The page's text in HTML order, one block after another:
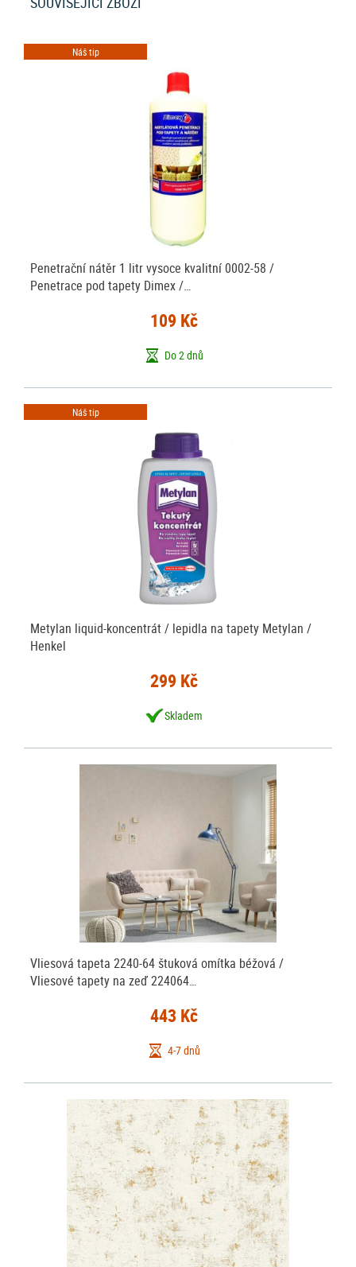
Náš tip
Penetrační nátěr 1 litr vysoce kvalitní 0002-58 /
Penetrace pod tapety Dimex /…
109 Kč
Do 2 dnů
Náš tip
Metylan liquid-koncentrát / lepidla na tapety Metylan /
Henkel
299 Kč
Skladem
Vliesová tapeta 2240-64 štuková omítka béžová /
Vliesové tapety na zeď 224064…
443 Kč
4-7 dnů